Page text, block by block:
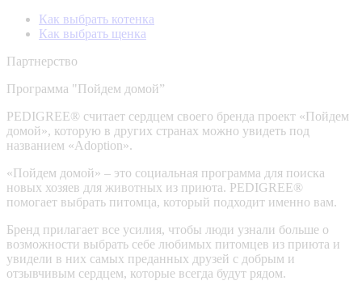
Как выбрать котенка
Как выбрать щенка
Партнерство
Программа "Пойдем домой”
PEDIGREE® считает сердцем своего бренда проект «Пойдем
домой», которую в других странах можно увидеть под
названием «Adoption».
«Пойдем домой» – это социальная программа для поиска
новых хозяев для животных из приюта. PEDIGREE®
помогает выбрать питомца, который подходит именно вам.
Бренд прилагает все усилия, чтобы люди узнали больше о
возможности выбрать себе любимых питомцев из приюта и
увидели в них самых преданных друзей с добрым и
отзывчивым сердцем, которые всегда будут рядом.